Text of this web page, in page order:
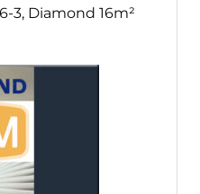
3, Diamond 16m²